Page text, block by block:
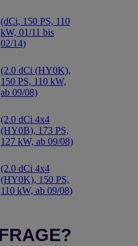
(dCi, 150 PS, 110
kW, 01/11 bis
02/14)
(2.0 dCi (HY0K),
150 PS, 110 kW,
ab 09/08)
(2.0 dCi 4x4
(HY0B), 173 PS,
127 kW, ab 09/08)
(2.0 dCi 4x4
(HY0K), 150 PS,
110 kW, ab 09/08)